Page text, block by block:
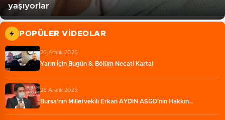
yaşıyorlar
POPÜLER VIDEOLAR
26 Aralık 2025
Yarın İçin Bugün 8. Bölüm Necati Kartal
26 Aralık 2025
Bursa'nın Milletvekili Erkan AYDIN ASGD'nin Hakkın...